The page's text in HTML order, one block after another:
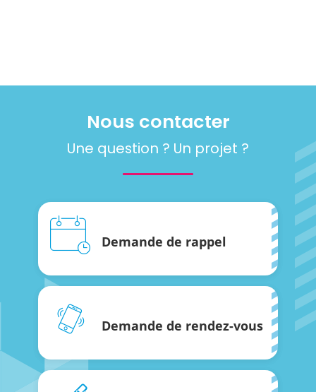
Nous contacter
Une question ? Un projet ?
Demande de rappel
Demande de rendez-vous